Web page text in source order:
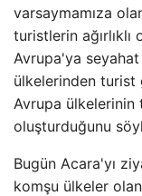
varsaymamıza
turistlerin
Avrupa'ya
ülkelerinden turist
Avrupa ülkelerinin
oluşturduğunu
Bugün Acara'yı
komşu ülkeler